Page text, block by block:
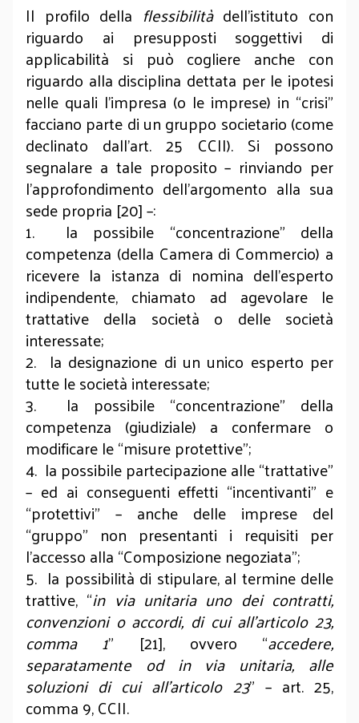
Il profilo della flessibilitàdell’istituto con
riguardo ai presupposti soggettivi di
applicabilità si può cogliere anche con
riguardo alla disciplina dettata per le ipotesi
nelle quali l’impresa (o le imprese) in “crisi”
facciano parte di un gruppo societario (come
declinato dall’art. 25 CCII). Si possono
segnalare a tale proposito – rinviando per
l’approfondimento dell’argomento alla sua
sede propria [20] –:
1. la possibile “concentrazione” della
competenza (della Camera di Commercio) a
ricevere la istanza di nomina dell’esperto
indipendente, chiamato ad agevolare le
trattative della società o delle società
interessate;
2. la designazione di un unico esperto per
tutte le società interessate;
3. la possibile “concentrazione” della
competenza (giudiziale) a confermare o
modificare le “misure protettive”;
4. la possibile partecipazione alle “trattative”
– ed ai conseguenti effetti “incentivanti” e
“protettivi” – anche delle imprese del
“gruppo” non presentanti i requisiti per
l’accesso alla “Composizione negoziata”;
5. la possibilità di stipulare, al termine delle
trattive, “in via unitaria uno dei contratti,
convenzioni o accordi, di cui all’articolo 23,
comma 1” [21], ovvero “accedere,
separatamente od in via unitaria, alle
soluzioni di cui all’articolo 23” – art. 25,
comma 9, CCII.